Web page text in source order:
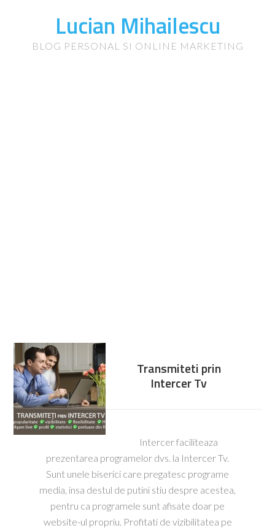
Lucian Mihailescu
BLOG PERSONAL SI ONLINE MARKETING
Transmiteti prin
Intercer Tv
Intercer faciliteaza
prezentarea programelor dvs. la Intercer Tv.
Sunt unele biserici care pregatesc programe
media, insa destul de putini stiu despre acestea,
pentru ca programele sunt afisate doar pe
website-ul propriu. Profitati de vizibilitatea pe